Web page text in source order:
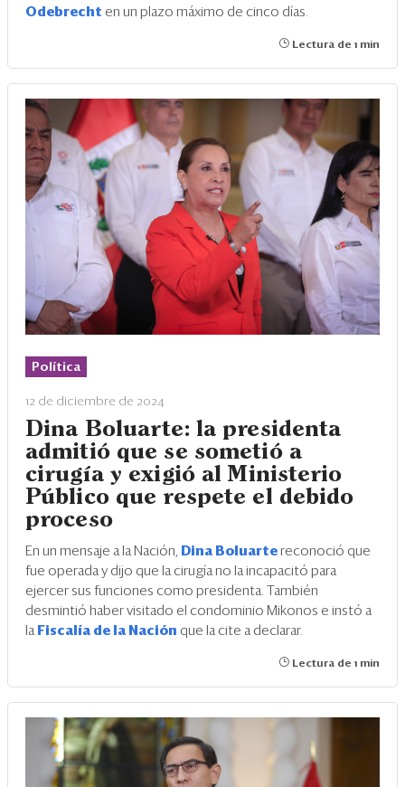
Odebrecht en un plazo máximo de cinco días.
Lectura de 1 min
Política
12 de diciembre de 2024
Dina Boluarte: la presidenta
admitió que se sometió a
cirugía y exigió al Ministerio
Público que respete el debido
proceso
En un mensaje a la Nación, Dina Boluarte reconoció que
fue operada y dijo que la cirugía no la incapacitó para
ejercer sus funciones como presidenta. También
desmintió haber visitado el condominio Mikonos e instó a
la Fiscalía de la Nación que la cite a declarar.
Lectura de 1 min